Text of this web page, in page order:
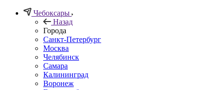
Чебоксары
Назад
Города
Санкт-Петербург
Москва
Челябинск
Самара
Калининград
Воронеж